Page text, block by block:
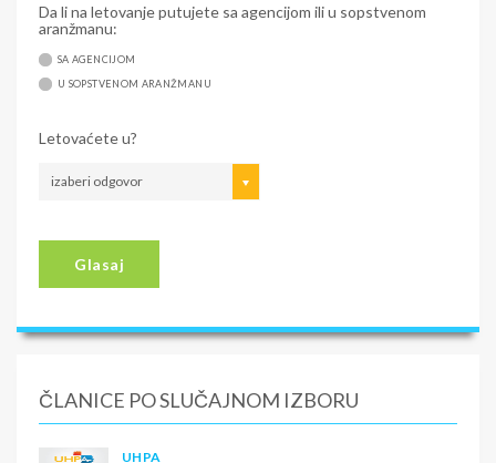
Da li na letovanje putujete sa agencijom ili u sopstvenom
aranžmanu:
SA AGENCIJOM
U SOPSTVENOM ARANŽMANU
Letovaćete u?
izaberi odgovor
Glasaj
ČLANICE PO SLUČAJNOM IZBORU
UHPA